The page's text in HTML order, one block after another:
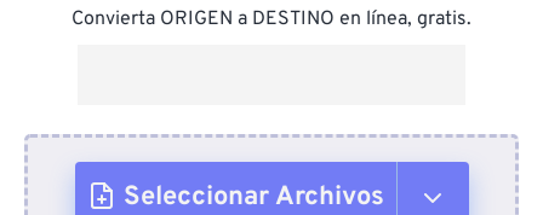
Convierta ORIGEN a DESTINO en línea, gratis.
Seleccionar Archivos